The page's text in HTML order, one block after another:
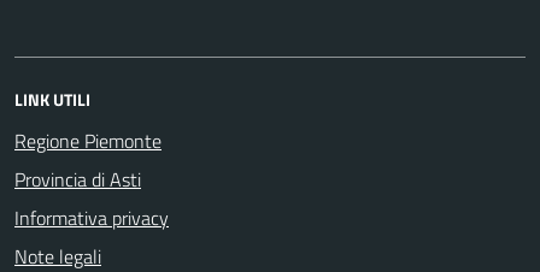
LINK UTILI
Regione Piemonte
Provincia di Asti
Informativa privacy
Note legali